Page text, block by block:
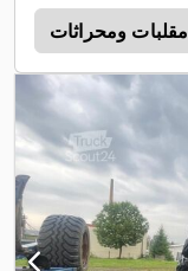
مقلبات ومحراثات